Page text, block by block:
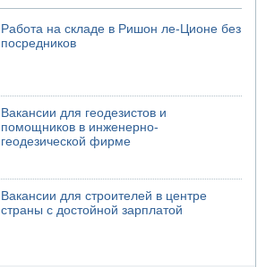
Работа на складе в Ришон ле-Ционе без
посредников
Вакансии для геодезистов и
помощников в инженерно-
геодезической фирме
Вакансии для строителей в центре
страны с достойной зарплатой